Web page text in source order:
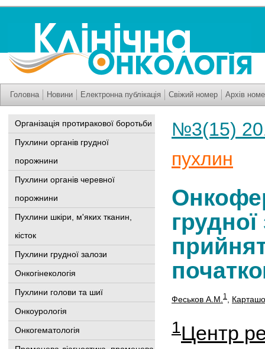
Головна Новини Електронна публікація Свіжий номер Архів
Організація протиракової боротьби
Пухлини органів грудної
порожнини
Пухлини органів черевної
порожнини
Пухлини шкіри, м'яких тканин,
кісток
Пухлини грудної залози
Онкогінекологія
Пухлини голови та шиї
Онкоурологія
Онкогематологія
№3(15)
пухлин
Феськов А.М. 1
1Центр